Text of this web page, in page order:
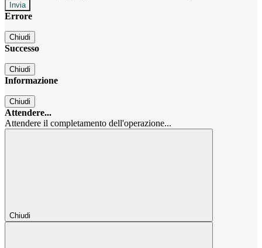
Errore
Chiudi
Successo
Chiudi
Informazione
Chiudi
Attendere...
Attendere il completamento dell'operazione...
Chiudi